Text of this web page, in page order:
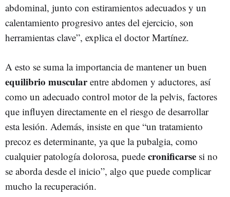
abdominal, junto con estiramientos adecuados y un
calentamiento progresivo antes del ejercicio, son
herramientas clave”, explica el doctor Martínez.
A esto se suma la importancia de mantener un buen
equilibrio muscularentre abdomen y aductores, así
como un adecuado control motor de la pelvis, factores
que influyen directamente en el riesgo de desarrollar
esta lesión. Además, insiste en que “un tratamiento
precoz es determinante, ya que la pubalgia, como
cualquier patología dolorosa, puede cronificarse si no
se aborda desde el inicio”, algo que puede complicar
mucho la recuperación.